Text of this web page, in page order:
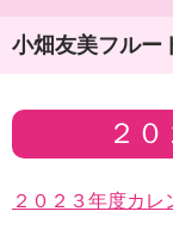
小畑友美フルー
テ
ツ
へ
ス
２
２０２３年度カレ